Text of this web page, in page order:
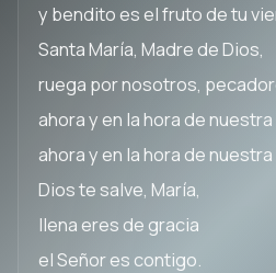
y bendito es el fruto de tu
Santa María, Madre de Dios,
ruega por nosotros,
ahora y en la hora de
ahora y en la hora de
Dios te salve, María,
llena eres de gracia
el Señor es contigo.